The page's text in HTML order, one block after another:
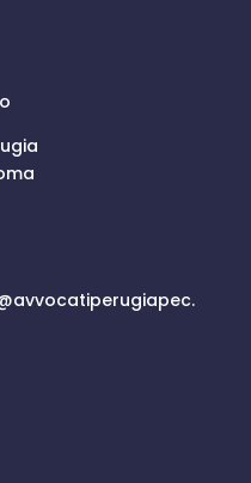
avvocatiperugiapec.